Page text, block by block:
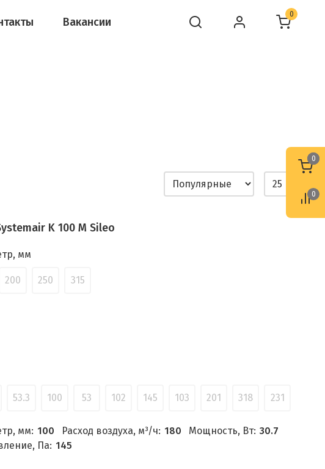
Вакансии
0
K 100 M Sileo
мм
200 250 315
53.3 100 53 102 145 103 201 318 231
мм: 100 Расход воздуха, м³/ч: 180 Мощность, Вт: 30.7
Па: 145
0
0
0